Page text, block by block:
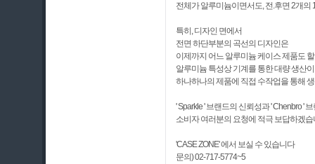
전체가 알루미늄이면서도, 전.후면 2개
특히, 디자인 면에서
전면 하단부분의 곡선의 디자인은
이제까지 어느 알루미늄 케이스 제품도
알루미늄 특성상 기계를 통한 대량 생산
하나하나의 제품에 직접 수작업을 통해
' Sparkle ' 브랜드의 신뢰성과 ' Chenbro '
소비자 여러분의 요청에 적극 보답하겠습
'CASE ZONE' 에서 보실 수 있습니다
문의) 02-717-5774~5